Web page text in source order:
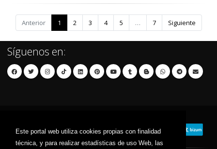
Este portal web utiliza cookies propias con finalidad
técnica, y para realizar estadísticas de uso Web, las
Anterior 1 2 3 4 5 … 7 Siguiente
Síguenos en: